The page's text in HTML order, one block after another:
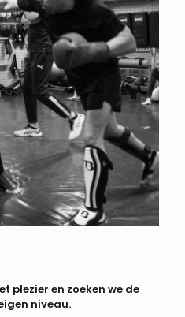
plezier en zoeken we de
niveau.